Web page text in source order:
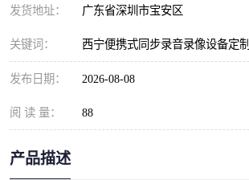
发货地址： 广东省深圳市宝安区
关键词： 西宁便携式同步录音录像设备定制
发布日期： 2026-08-08
阅 读 量： 88
产品描述